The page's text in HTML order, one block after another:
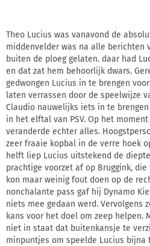
Theo Lucius was vanavond de
middenvelder was na alle berichten
buiten de ploeg gelaten. daar had
en dat zat hem behoorlijk dwars.
gedwongen Lucius in te brengen
laten verrassen door de speelwijze
Claudio nauwelijks iets in te
in het elftal van PSV. Op het
veranderde echter alles.
zeer fraaie kopbal in de verre hoek
helft liep Lucius uitstekend de
prachtige voorzet af op Bruggink, die
kon maar weinig fout doen op de
nonchalante pass gaf hij Dynamo
niets mee gedaan werd. Vervolgens
kans voor het doel om zeep helpen.
niet in staat dat buitenkansje te
minpuntjes om speelde Lucius bijna